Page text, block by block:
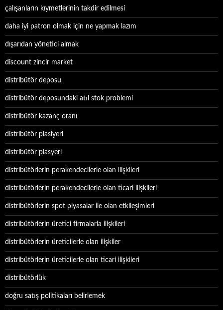
çalışanların kıymetlerinin takdir edilmesi
daha iyi patron olmak için ne yapmak lazım
dışarıdan yönetici almak
discount zincir market
distribütör deposu
distribütör deposundaki atıl stok problemi
distribütör kazanç oranı
distribütör plasiyeri
distribütör plasyeri
distribütörlerin perakendecilerle olan ilişkileri
distribütörlerin perakendecilerle olan ticari ilişkileri
distribütörlerin spot piyasalar ile olan etkileşimleri
distribütörlerin üretici firmalarla ilişkileri
distribütörlerin üreticilerle olan ilişkiler
distribütörlerin üreticilerle olan ticari ilişkileri
distribütörlük
doğru satış politikaları belirlemek